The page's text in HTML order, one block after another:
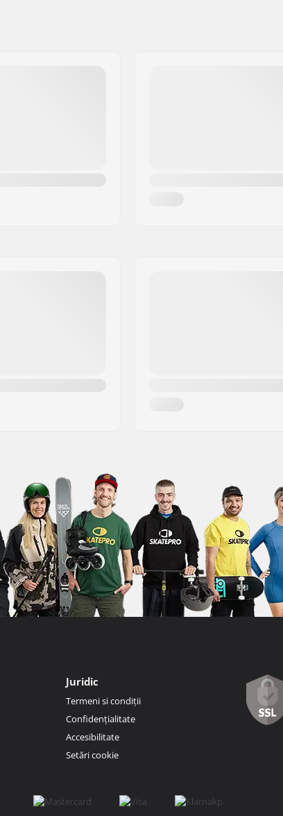
Juridic
Termeni si condiții
Confidențialitate
Accesibilitate
Setări cookie